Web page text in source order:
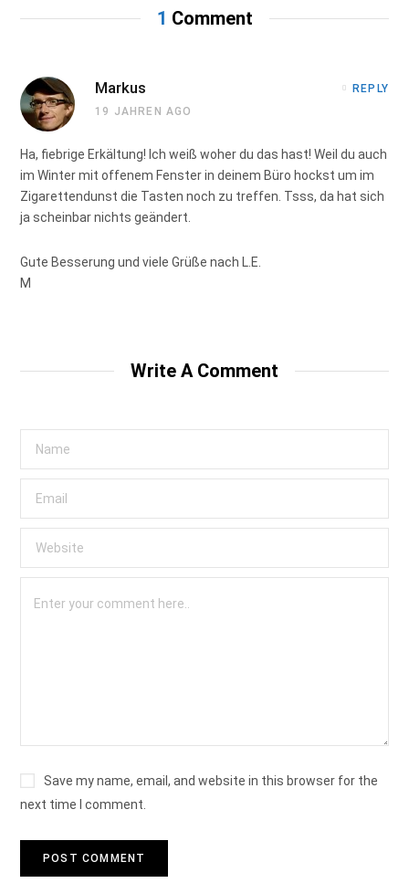
1 Comment
Markus
19 JAHREN AGO
REPLY
Ha, fiebrige Erkältung! Ich weiß woher du das hast! Weil du auch
im Winter mit offenem Fenster in deinem Büro hockst um im
Zigarettendunst die Tasten noch zu treffen. Tsss, da hat sich
ja scheinbar nichts geändert.
Gute Besserung und viele Grüße nach L.E.
M
Write A Comment
Save my name, email, and website in this browser for the
next time I comment.